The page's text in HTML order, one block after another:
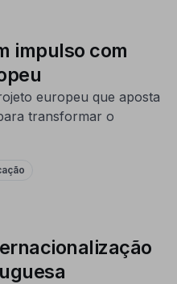
impulso com
europeu que aposta
transformar o